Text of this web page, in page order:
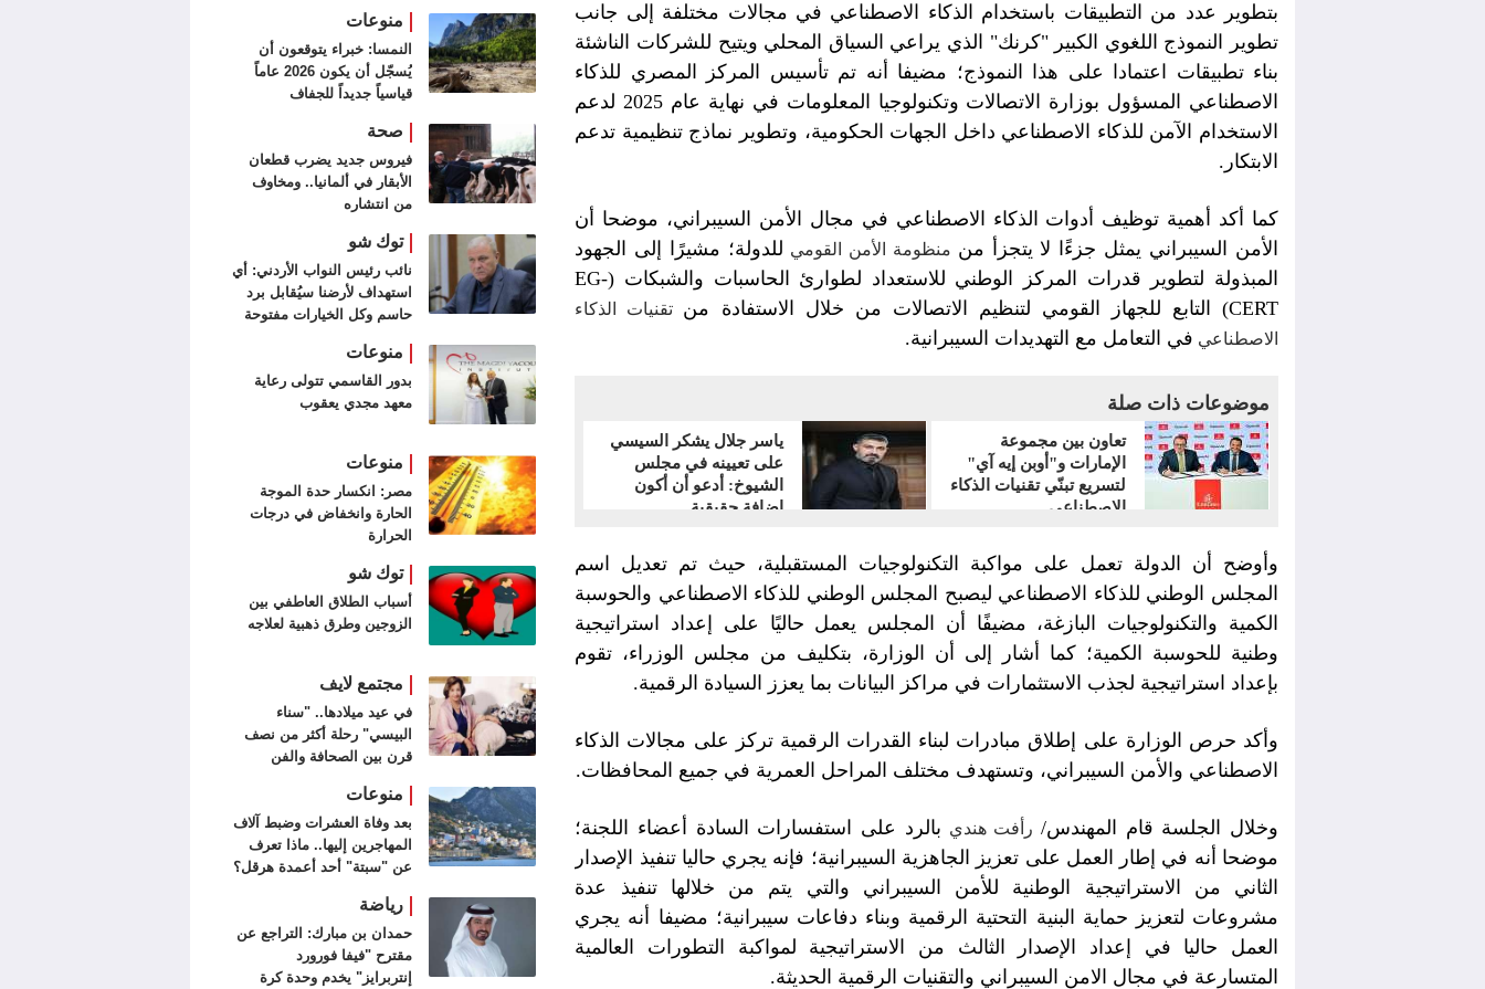
بتطوير عدد من التطبيقات باستخدام الذكاء الاصطناعي في مجالات مختلفة إلى جانب
تطوير النموذج اللغوي الكبير "كرنك" الذي يراعي السياق المحلي ويتيح للشركات الناشئة
بناء تطبيقات اعتمادا على هذا النموذج؛ مضيفا أنه تم تأسيس المركز المصري للذكاء
الاصطناعي المسؤول بوزارة الاتصالات وتكنولوجيا المعلومات في نهاية عام 2025 لدعم
الاستخدام الآمن للذكاء الاصطناعي داخل الجهات الحكومية، وتطوير نماذج تنظيمية تدعم
الابتكار.
كما أكد أهمية توظيف أدوات الذكاء الاصطناعي في مجال الأمن السيبراني، موضحا أن
الأمن السيبراني يمثل جزءًا لا يتجزأ من منظومة الأمن القومي للدولة؛ مشيرًا إلى الجهود
المبذولة لتطوير قدرات المركز الوطني للاستعداد لطوارئ الحاسبات والشبكات (EG-
CERT) التابع للجهاز القومي لتنظيم الاتصالات من خلال الاستفادة من
تقنيات الذكاء
الاصطناعي في التعامل مع التهديدات السيبرانية.
موضوعات ذات صلة
تعاون بين مجموعة
الإمارات و"أوبن إيه آي"
لتسريع تبنّي تقنيات الذكاء
الاصطناعي
ياسر جلال يشكر السيسي
على تعيينه في مجلس
الشيوخ: أدعو أن أكون
إضافة حقيقية
وأوضح أن الدولة تعمل على مواكبة التكنولوجيات المستقبلية، حيث تم تعديل اسم
المجلس الوطني للذكاء الاصطناعي ليصبح المجلس الوطني للذكاء الاصطناعي والحوسبة
الكمية والتكنولوجيات البازغة، مضيفًا أن المجلس يعمل حاليًا على إعداد استراتيجية
وطنية للحوسبة الكمية؛ كما أشار إلى أن الوزارة، بتكليف من مجلس الوزراء، تقوم
بإعداد استراتيجية لجذب الاستثمارات في مراكز البيانات بما يعزز السيادة الرقمية.
وأكد حرص الوزارة على إطلاق مبادرات لبناء القدرات الرقمية تركز على مجالات الذكاء
الاصطناعي والأمن السيبراني، وتستهدف مختلف المراحل العمرية في جميع المحافظات.
وخلال الجلسة قام المهندس/ رأفت هندي بالرد على استفسارات السادة أعضاء اللجنة؛
موضحا أنه في إطار العمل على تعزيز الجاهزية السيبرانية؛ فإنه يجري حاليا تنفيذ الإصدار
الثاني من الاستراتيجية الوطنية للأمن السيبراني والتي يتم من خلالها تنفيذ عدة
مشروعات لتعزيز حماية البنية التحتية الرقمية وبناء دفاعات سيبرانية؛ مضيفا أنه يجري
العمل حاليا في إعداد الإصدار الثالث من الاستراتيجية لمواكبة التطورات العالمية
المتسارعة في مجال الامن السيبراني والتقنيات الرقمية الحديثة.
منوعات
النمسا: خبراء يتوقعون أن
يُسجّل أن يكون 2026 عاماً
قياسياً جديداً للجفاف
صحة
فيروس جديد يضرب قطعان
الأبقار في ألمانيا.. ومخاوف
من انتشاره
توك شو
نائب رئيس النواب الأردني: أي
استهداف لأرضنا سيُقابل برد
حاسم وكل الخيارات مفتوحة
منوعات
بدور القاسمي تتولى رعاية
معهد مجدي يعقوب
منوعات
مصر: انكسار حدة الموجة
الحارة وانخفاض في درجات
الحرارة
توك شو
أسباب الطلاق العاطفي بين
الزوجين وطرق ذهبية لعلاجه
مجتمع لايف
في عيد ميلادها.. "سناء
البيسي" رحلة أكثر من نصف
قرن بين الصحافة والفن
منوعات
بعد وفاة العشرات وضبط آلاف
المهاجرين إليها.. ماذا تعرف
عن "سبتة" أحد أعمدة هرقل؟
رياضة
حمدان بن مبارك: التراجع عن
مقترح "فيفا فورورد
إنتربرايز" يخدم وحدة كرة